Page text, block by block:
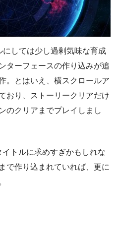
しては少し過剰気味な育成
ターフェースの作り込みが追
。とはいえ、横スクロールア
おり、ストーリークリアだけ
のクリアまでプレイしまし
トルに求めすぎかもしれな
で作り込まれていれば、更に